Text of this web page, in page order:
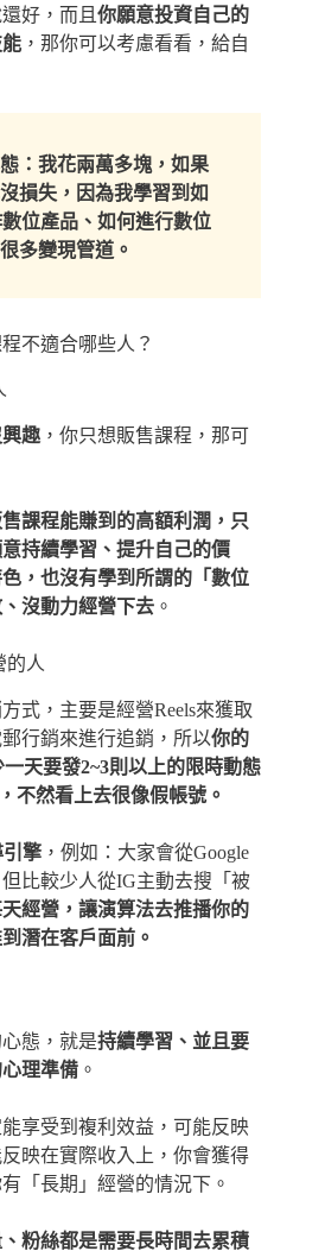
好，而且 你願意投資自己的
，那你可以考慮看看，給自
：我花兩萬多塊，如果
損失，因為我學習到如
位產品、如何進行數位
多變現管道。
不適合哪些人？
趣 ，你只想販售課程，那可
課程能賺到的高額利潤，只
持續學習、提升自己的價
，也沒有學到所謂的「數位
沒動力經營下去 。
的人
式，主要是經營Reels來獲取
行銷來進行追銷，所以你的
天要發2~3則以上的限時動態
不然看上去很像假帳號。
引擎 ，例如：大家會從Google
比較少人從IG主動去搜「被
經營，讓演算法去推播你的
潛在客戶面前。
態，就是持續學習、並且要
理準備 。
享受到複利效益，可能反映
映在實際收入上，你會獲得
「長期」經營的情況下。
粉絲都是需要長時間去累積